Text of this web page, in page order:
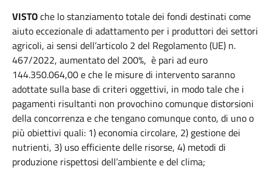
VISTOche lo stanziamento totale dei fondi destinati come
aiuto eccezionale di adattamento per i produttori dei settori
agricoli, ai sensi dell’articolo 2 del Regolamento (UE) n.
467/2022, aumentato del 200%, è pari ad euro
144.350.064,00 e che le misure di intervento saranno
adottate sulla base di criteri oggettivi, in modo tale che i
pagamenti risultanti non provochino comunque distorsioni
della concorrenza e che tengano comunque conto, di uno o
più obiettivi quali: 1) economia circolare, 2) gestione dei
nutrienti, 3) uso efficiente delle risorse, 4) metodi di
produzione rispettosi dell’ambiente e del clima;